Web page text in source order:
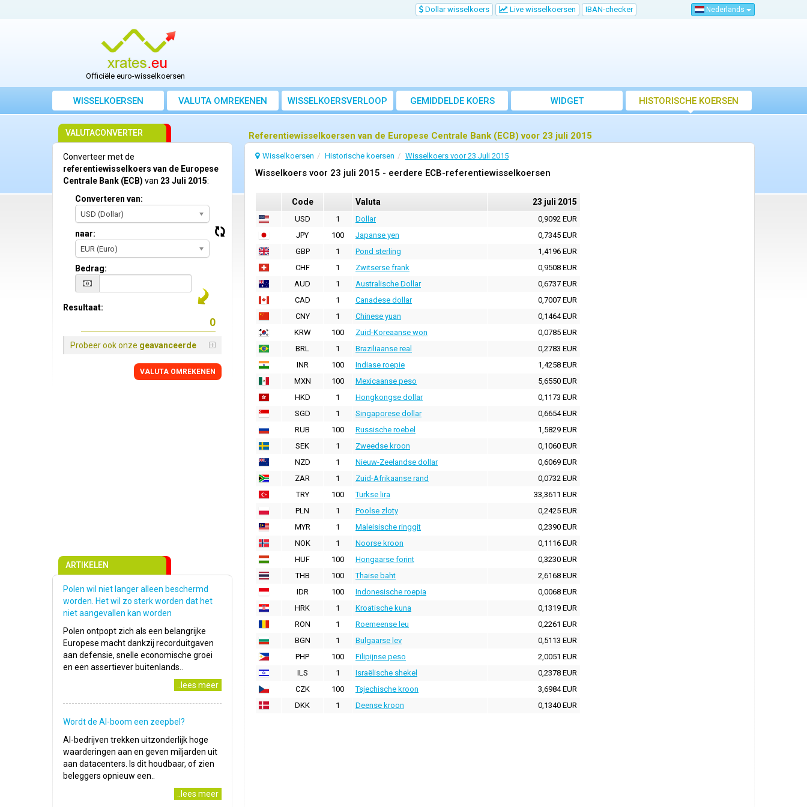
Dollar wisselkoers Live wisselkoersen IBAN-checker Nederlands
Officiële euro-wisselkoersen
WISSELKOERSEN VALUTA OMREKENEN WISSELKOERSVERLOOP GEMIDDELDE KOERS WIDGET HISTORISCHE KOERSEN
Referentiewisselkoersen van de Europese Centrale Bank (ECB) voor 23 juli 2015
Wisselkoersen Historische koersen Wisselkoers voor 23 Juli 2015
Wisselkoers voor 23 juli 2015 - eerdere ECB-referentiewisselkoersen
Code Valuta 23 juli 2015
USD 1 Dollar
0,9092 EUR
JPY
100 Japanse yen
0,7345 EUR
GBP
1 Pond sterling
1,4196 EUR
CHF
1 Zwitserse frank
0,9508 EUR
AUD
1 Australische Dollar
0,6737 EUR
CAD
1 Canadese dollar
0,7007 EUR
CNY
1 Chinese yuan
0,1464 EUR
KRW
100 Zuid-Koreaanse won
0,0785 EUR
BRL
1 Braziliaanse real
0,2783 EUR
INR
100 Indiase roepie
1,4258 EUR
MXN
100 Mexicaanse peso
5,6550 EUR
HKD
1 Hongkongse dollar
0,1173 EUR
SGD
1 Singaporese dollar
0,6654 EUR
RUB
100 Russische roebel
1,5829 EUR
SEK
1 Zweedse kroon
0,1060 EUR
NZD
1 Nieuw-Zeelandse dollar
0,6069 EUR
ZAR
1 Zuid-Afrikaanse rand
0,0732 EUR
TRY
100 Turkse lira
33,3611 EUR
PLN
1 Poolse zloty
0,2425 EUR
MYR
1 Maleisische ringgit
0,2390 EUR
NOK
1 Noorse kroon
0,1116 EUR
HUF
100 Hongaarse forint
0,3230 EUR
THB
100 Thaise baht
2,6168 EUR
IDR
100 Indonesische roepia
0,0068 EUR
HRK
1 Kroatische kuna
0,1319 EUR
RON
1 Roemeense leu
0,2261 EUR
BGN
1 Bulgaarse lev
0,5113 EUR
PHP
100 Filipijnse peso
2,0051 EUR
ILS
1 Israëlische shekel
0,2378 EUR
CZK
100 Tsjechische kroon
3,6984 EUR
DKK
1 Deense kroon 0,1340 EUR
VALUTACONVERTER
Converteer met de
referentiewisselkoers van de Europese
Centrale Bank (ECB) van 23 Juli 2015:
Converteren van:
USD (Dollar)
naar:
EUR (Euro)
Bedrag:
Resultaat:
Probeer ook onze geavanceerde
VALUTA OMREKENEN
ARTIKELEN
Polen wil niet langer alleen beschermd
worden. Het wil zo sterk worden dat het
niet aangevallen kan worden
Polen ontpopt zich als een belangrijke
Europese macht dankzij recorduitgaven
aan defensie, snelle economische groei
en een assertiever buitenlands..
..lees meer
Wordt de AI-boom een zeepbel?
AI-bedrijven trekken uitzonderlijk hoge
waarderingen aan en geven miljarden uit
aan datacenters. Is dit houdbaar, of zien
beleggers opnieuw een..
..lees meer